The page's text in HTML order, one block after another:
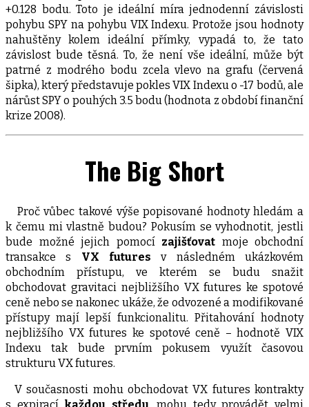
+0.128 bodu. Toto je ideální míra jednodenní závislosti
pohybu SPY na pohybu VIX Indexu. Protože jsou hodnoty
nahuštěny kolem ideální přímky, vypadá to, že tato
závislost bude těsná. To, že není vše ideální, může být
patrné z modrého bodu zcela vlevo na grafu (červená
šipka), který představuje pokles VIX Indexu o -17 bodů, ale
nárůst SPY o pouhých 3.5 bodu (hodnota z období finanční
krize 2008).
The Big Short
Proč vůbec takové výše popisované hodnoty hledám a
k čemu mi vlastně budou? Pokusím se vyhodnotit, jestli
bude možné jejich pomocí zajišťovat moje obchodní
transakce s VX futures v následném ukázkovém
obchodním přístupu, ve kterém se budu snažit
obchodovat gravitaci nejbližšího VX futures ke spotové
ceně nebo se nakonec ukáže, že odvozené a modifikované
přístupy mají lepší funkcionalitu. Přitahování hodnoty
nejbližšího VX futures ke spotové ceně – hodnotě VIX
Indexu tak bude prvním pokusem využít časovou
strukturu VX futures.
V současnosti mohu obchodovat VX futures kontrakty
s expirací každou středu , mohu tedy provádět velmi